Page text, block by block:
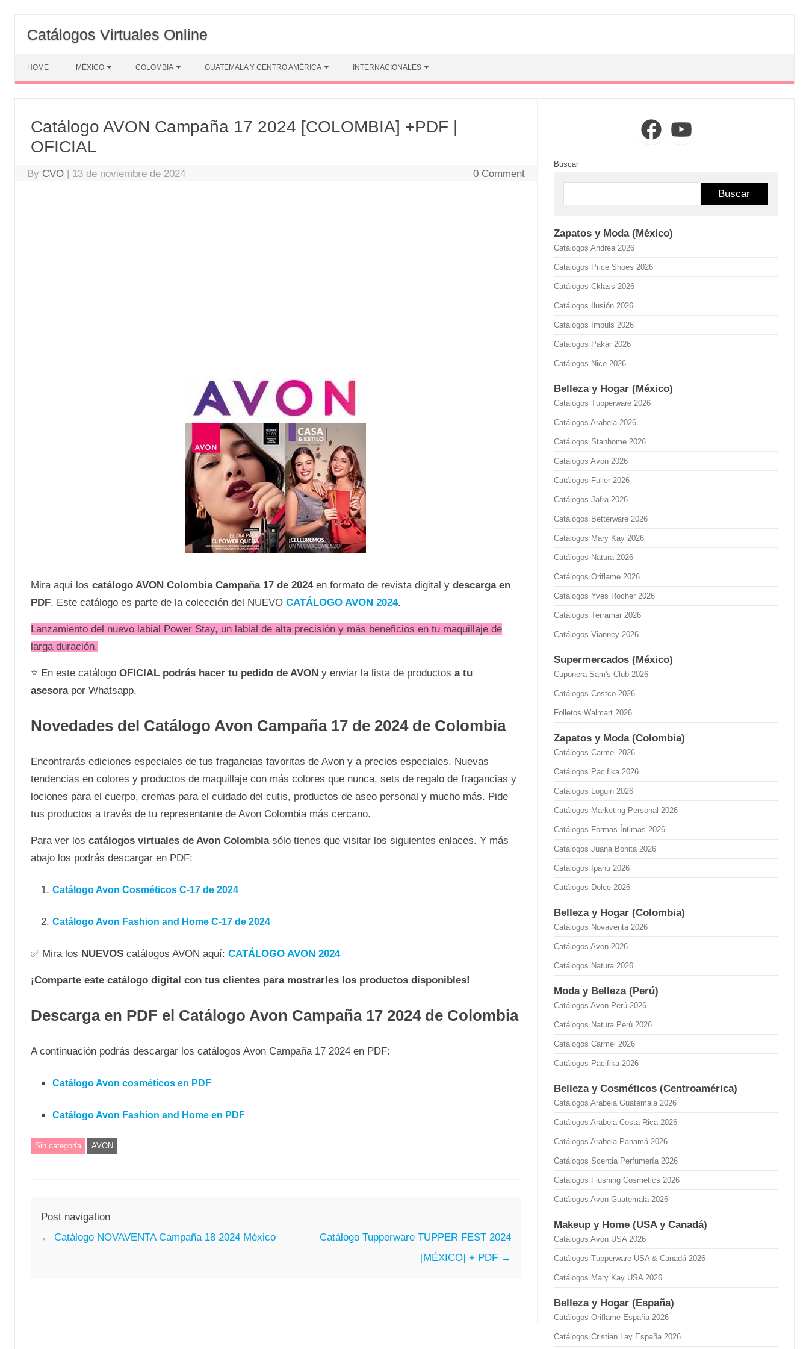
content
Catálogos Virtuales Online
HOME MÉXICO COLOMBIA GUATEMALA Y CENTRO AMÉRICA INTERNACIONALES
Catálogo AVON Campaña 17 2024 [COLOMBIA] +PDF |
OFICIAL
By CVO | 13 de noviembre de 2024 0 Comment
Mira aquí los catálogo AVON Colombia Campaña 17de 2024en formato de revista digital y descarga en
PDF. Este catálogo es parte de la colección del NUEVO CATÁLOGO AVON 2024.
Lanzamiento del nuevo labial Power Stay, un labial de alta precisión y más beneficios en tu maquillaje de
larga duración.
⭐ En este catálogo OFICIAL podrás hacer tu pedido de AVON y enviar la lista de productos a tu
asesora por Whatsapp.
Novedades del Catálogo Avon Campaña 17 de 2024 de Colombia
Encontrarás ediciones especiales de tus fragancias favoritas de Avon y a precios especiales. Nuevas
tendencias en colores y productos de maquillaje con más colores que nunca, sets de regalo de fragancias y
lociones para el cuerpo, cremas para el cuidado del cutis, productos de aseo personal y mucho más. Pide
tus productos a través de tu representante de Avon Colombia más cercano.
Para ver los catálogos virtuales de Avon Colombiasólo tienes que visitar los siguientes enlaces. Y más
abajo los podrás descargar en PDF:
Catálogo Avon Cosméticos C-17 de 2024
Catálogo Avon Fashion and Home C-17 de 2024
✅ Mira los NUEVOS catálogos AVON aquí: CATÁLOGO AVON 2024
¡Comparte este catálogo digital con tus clientes para mostrarles los productos disponibles!
Descarga en PDF el Catálogo Avon Campaña 17 2024 de Colombia
A continuación podrás descargar los catálogos Avon Campaña 17 2024 en PDF:
Catálogo Avon cosméticos en PDF
Catálogo Avon Fashion and Home en PDF
Sin categoría AVON
Post navigation
← Catálogo NOVAVENTA Campaña 18 2024 México
Catálogo Tupperware TUPPER FEST 2024
[MÉXICO] + PDF →
FacebookYouTube
Buscar
Buscar
Zapatos y Moda (México)
Catálogos Andrea 2026
Catálogos Price Shoes 2026
Catálogos Cklass 2026
Catálogos Ilusión 2026
Catálogos Impuls 2026
Catálogos Pakar 2026
Catálogos Nice 2026
Belleza y Hogar (México)
Catálogos Tupperware 2026
Catálogos Arabela 2026
Catálogos Stanhome 2026
Catálogos Avon 2026
Catálogos Fuller 2026
Catálogos Jafra 2026
Catálogos Betterware 2026
Catálogos Mary Kay 2026
Catálogos Natura 2026
Catálogos Oriflame 2026
Catálogos Yves Rocher 2026
Catálogos Terramar 2026
Catálogos Vianney 2026
Supermercados (México)
Cuponera Sam's Club 2026
Catálogos Costco 2026
Folletos Walmart 2026
Zapatos y Moda (Colombia)
Catálogos Carmel 2026
Catálogos Pacifika 2026
Catálogos Loguin 2026
Catálogos Marketing Personal 2026
Catálogos Formas Íntimas 2026
Catálogos Juana Bonita 2026
Catálogos Ipanu 2026
Catálogos Dolce 2026
Belleza y Hogar (Colombia)
Catálogos Novaventa 2026
Catálogos Avon 2026
Catálogos Natura 2026
Moda y Belleza (Perú)
Catálogos Avon Perú 2026
Catálogos Natura Perú 2026
Catálogos Carmel 2026
Catálogos Pacifika 2026
Belleza y Cosméticos (Centroamérica)
Catálogos Arabela Guatemala 2026
Catálogos Arabela Costa Rica 2026
Catálogos Arabela Panamá 2026
Catálogos Scentia Perfumería 2026
Catálogos Flushing Cosmetics 2026
Catálogos Avon Guatemala 2026
Makeup y Home (USA y Canadá)
Catálogos Avon USA 2026
Catálogos Tupperware USA & Canadá 2026
Catálogos Mary Kay USA 2026
Belleza y Hogar (España)
Catálogos Oriflame España 2026
Catálogos Cristian Lay España 2026